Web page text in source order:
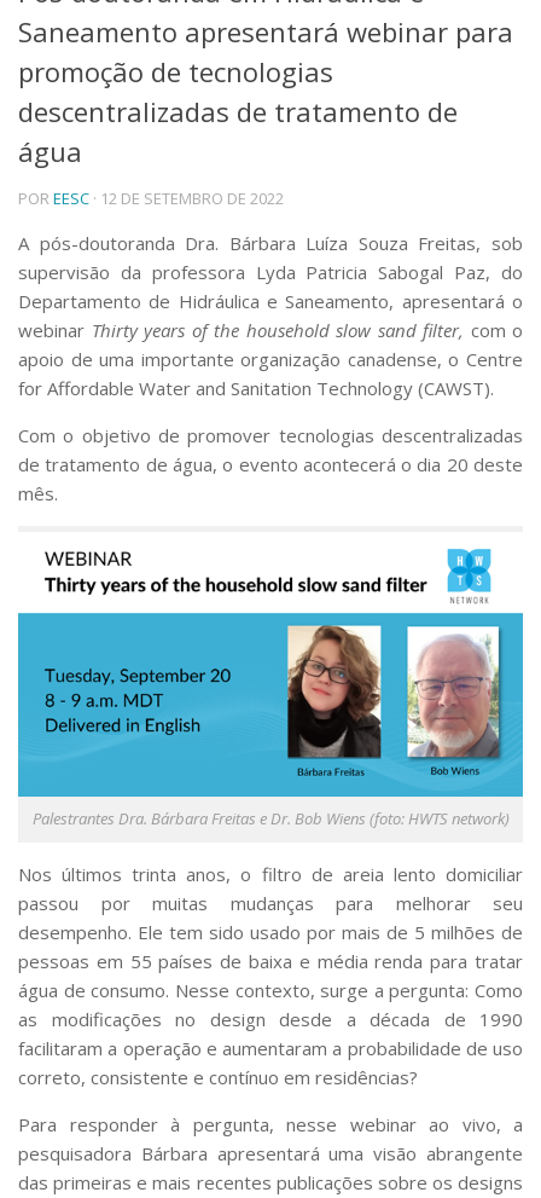
Telefones e Mapas
Pessoas
Ensino
Graduação
Pós-Graduação
Cursos de Extensão
Pesquisa e Inovação
Linhas de Pesquisa
Centros, Núcleos e Projetos em Rede
Pós-doutorado
Iniciação Científica
Transferência de Tecnologia
Empresas Juniores
Extensão à Comunidade
Projetos, Programas e Cursos
Serviços
Bibliotecas
Apoio ao Estudante
Segurança, Trânsito e Prevenção
RH, Administrativo e Financeiro
Outros serviços
Comunicação
Jornal da USP
Defesa de Teses
Saneamento apresentará webinar para
promoção de tecnologias
descentralizadas de tratamento de
água
POREESC · 12 DE SETEMBRO DE 2022
A pós-doutoranda Dra. Bárbara Luíza Souza Freitas, sob
supervisão da professora Lyda Patricia Sabogal Paz, do
Departamento de Hidráulica e Saneamento, apresentará o
webinar Thirty years of the household slow sand filter, com o
apoio de uma importante organização canadense, o Centre
for Affordable Water and Sanitation Technology (CAWST).
Com o objetivo de promover tecnologias descentralizadas
de tratamento de água, o evento acontecerá o dia 20 deste
mês.
Palestrantes Dra. Bárbara Freitas e Dr. Bob Wiens (foto: HWTS network)
Nos últimos trinta anos, o filtro de areia lento domiciliar
passou por muitas mudanças para melhorar seu
desempenho. Ele tem sido usado por mais de 5 milhões de
pessoas em 55 países de baixa e média renda para tratar
água de consumo. Nesse contexto, surge a pergunta: Como
as modificações no design desde a década de 1990
facilitaram a operação e aumentaram a probabilidade de uso
correto, consistente e contínuo em residências?
Para responder à pergunta, nesse webinar ao vivo, a
pesquisadora Bárbara apresentará uma visão abrangente
das primeiras e mais recentes publicações sobre os designs